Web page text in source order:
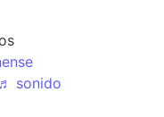
♬ sonido